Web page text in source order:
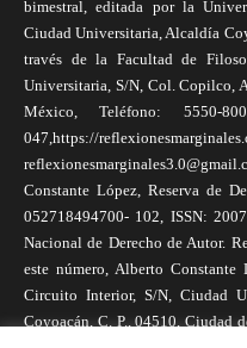
bimestral, editada por la
Ciudad Universitaria, Alcaldía
través de la Facultad de
Universitaria, S/N, Col. Copilco,
México, Teléfono: 5550-
047,https://
Constante López, Reserva de
052718494700- 102, ISSN:
Nacional de Derecho de Autor.
este número, Alberto
Circuito Interior, S/N, Ciudad
Coyoacán, C. P., 04510, Ciudad